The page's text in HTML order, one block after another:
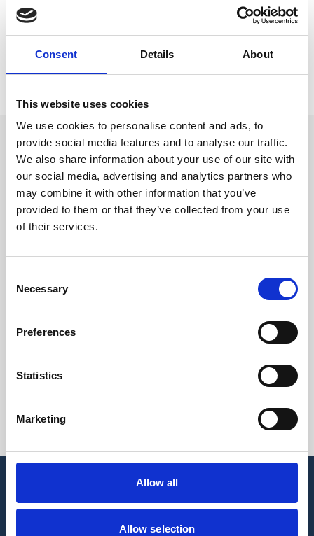
Consent Details About
This website uses cookies
We use cookies to personalise content and ads, to
provide social media features and to analyse our traffic.
We also share information about your use of our site with
our social media, advertising and analytics partners who
may combine it with other information that you’ve
provided to them or that they’ve collected from your use
of their services.
Selection
Necessary
Preferences
Statistics
Marketing
Allow all
Allow selection
Volg ons
Volg ons voor actuele aanbiedingen, opruiming
en blijf op de hoogte
Contact
Wilt u meer informatie?
Neem contact op
Kelderskooien.nl